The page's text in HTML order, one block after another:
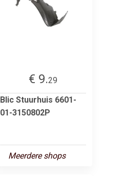
€ 9.29
Blic Stuurhuis 6601-
01-3150802P
Meerdere shops